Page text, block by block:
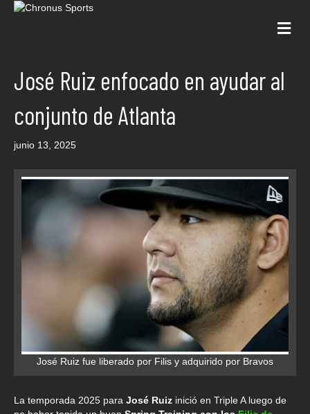
José Ruiz enfocado en ayudar al
conjunto de Atlanta
junio 13, 2025
José Ruiz fue liberado por Filis y adquirido por Bravos
La temporada 2025 para José Ruiz inició en Triple A luego de